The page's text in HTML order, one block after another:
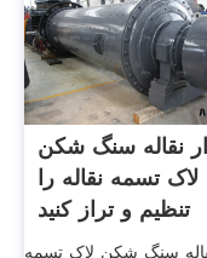
نقاله سنگ شکن
لاک تسمه نقاله را
تنظیم و تراز کنید
سنگ شکن لاک تسمه